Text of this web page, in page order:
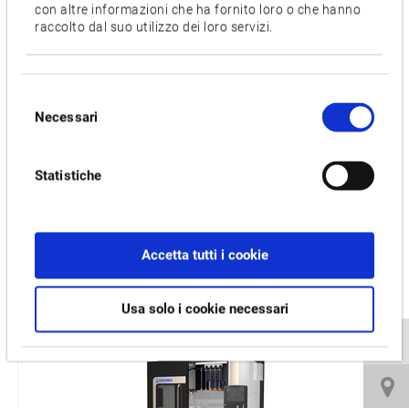
con altre informazioni che ha fornito loro o che hanno
raccolto dal suo utilizzo dei loro servizi.
delNecessari
Statistiche
Accetta tutti i cookie
Usa solo i cookie necessari
Numero utensili
60
Motor [kW]
GENOS M460V-5AX